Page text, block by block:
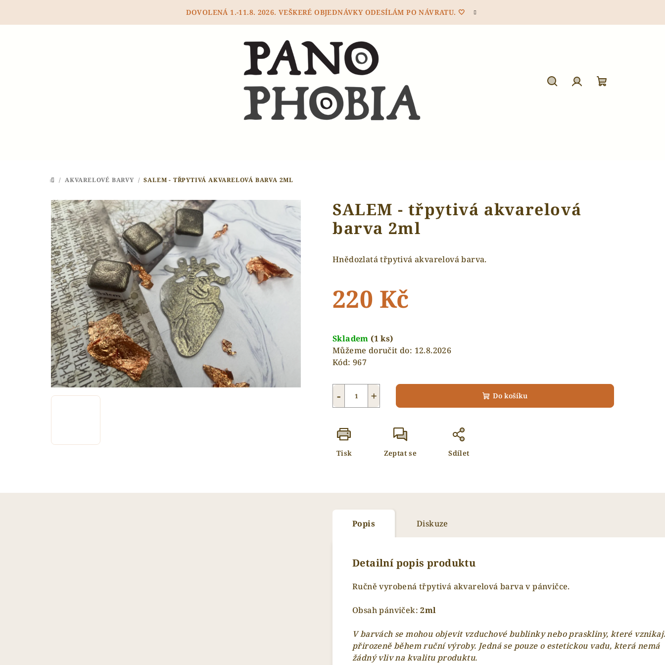
DOVOLENÁ 1.-11.8. 2026. VEŠKERÉ OBJEDNÁVKY ODESÍLÁM PO NÁVRATU. 🤍
DOMŮ
/ AKVARELOVÉ BARVY / SALEM - TŘPYTIVÁ AKVARELOVÁ BARVA 2ML
SALEM - třpytivá akvarelová
barva 2ml
Hnědozlatá třpytivá akvarelová barva.
220 Kč
cena:
Skladem (1 ks)
Můžeme doručit do: 12.8.2026
Kód: 967
+
− Do košíku
Tisk Zeptat se Sdílet
Popis Diskuze
Detailní popis produktu
Ručně vyrobená třpytivá akvarelová barva v pánvičce.
Obsah pánviček: 2ml
V barvách se mohou objevit vzduchové bublinky nebo praskliny, které
přirozeně během ruční výroby. Jedná se pouze o estetickou vadu, která nemá
žádný vliv na kvalitu produktu.